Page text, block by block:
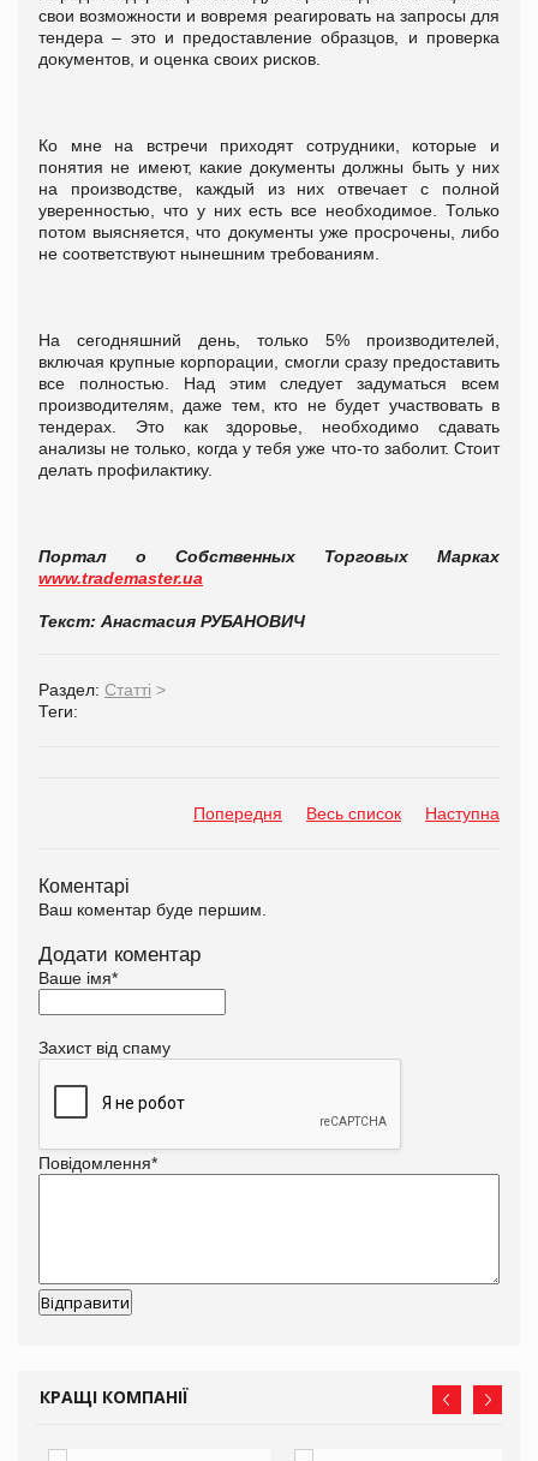
свои возможности и вовремя реагировать на запросы для
тендера – это и предоставление образцов, и проверка
документов, и оценка своих рисков.
Ко мне на встречи приходят сотрудники, которые и
понятия не имеют, какие документы должны быть у них
на производстве, каждый из них отвечает с полной
уверенностью, что у них есть все необходимое. Только
потом выясняется, что документы уже просрочены, либо
не соответствуют нынешним требованиям.
На сегодняшний день, только 5% производителей,
включая крупные корпорации, смогли сразу предоставить
все полностью. Над этим следует задуматься всем
производителям, даже тем, кто не будет участвовать в
тендерах. Это как здоровье, необходимо сдавать
анализы не только, когда у тебя уже что-то заболит. Стоит
делать профилактику.
Портал о Собственных Торговых Марках
www.trademaster.ua
Текст: Анастасия РУБАНОВИЧ
Раздел: Статті >
Теги:
Попередня Весь список Наступна
Коментарі
Ваш коментар буде першим.
Додати коментар
Ваше імя*
Захист від спаму
Повідомлення*
КРАЩІ КОМПАНІЇ